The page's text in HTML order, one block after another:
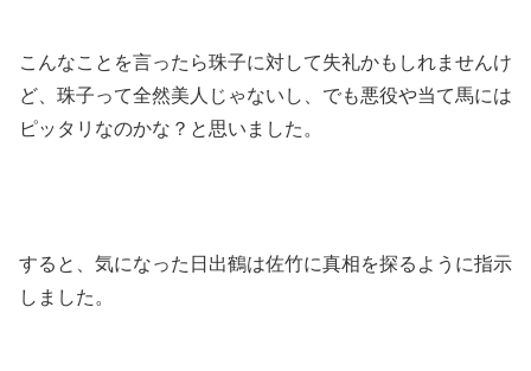
こんなことを言ったら珠子に対して失礼かもしれませんけ
ど、珠子って全然美人じゃないし、でも悪役や当て馬には
ピッタリなのかな？と思いました。
すると、気になった日出鶴は佐竹に真相を探るように指示
しました。